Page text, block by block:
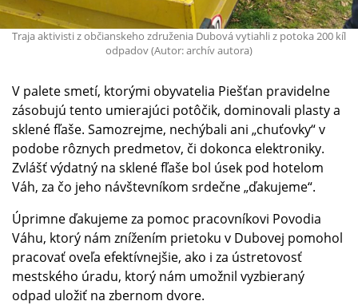
Traja aktivisti z občianskeho združenia Dubová vytiahli z potoka 200 kíl
odpadov (Autor: archív autora)
V palete smetí, ktorými obyvatelia Piešťan pravidelne
zásobujú tento umierajúci potôčik, dominovali plasty a
sklené fľaše. Samozrejme, nechýbali ani „chuťovky“ v
podobe rôznych predmetov, či dokonca elektroniky.
Zvlášť výdatný na sklené fľaše bol úsek pod hotelom
Váh, za čo jeho návštevníkom srdečne „ďakujeme“.
Úprimne ďakujeme za pomoc pracovníkovi Povodia
Váhu, ktorý nám znížením prietoku v Dubovej pomohol
pracovať oveľa efektívnejšie, ako i za ústretovosť
mestského úradu, ktorý nám umožnil vyzbieraný
odpad uložiť na zbernom dvore.